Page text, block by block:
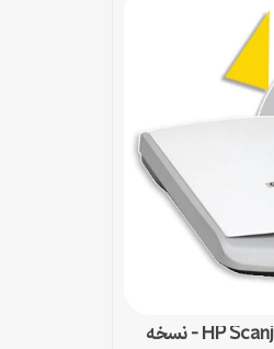
دانلود درایور اسکنر HP Scanjet G2410 – نسخه